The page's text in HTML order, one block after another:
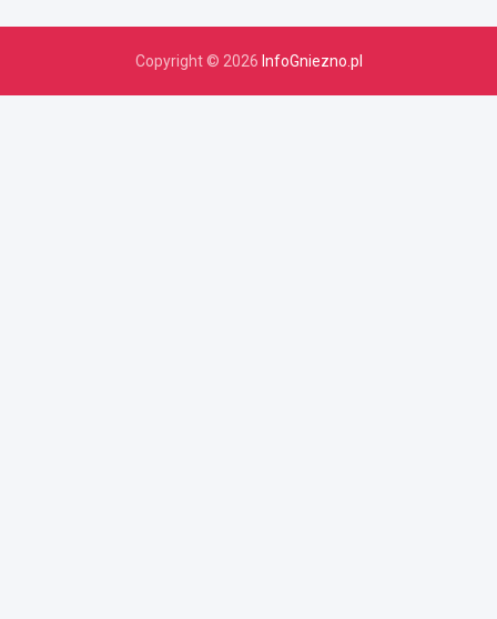
Copyright © 2026 InfoGniezno.pl